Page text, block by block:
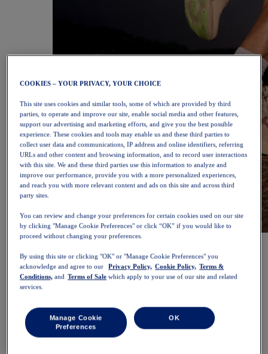
NOVABLAST™ 6Acquista ora
Donna
In evidenza
Nuovi arrivi
Collezione PERFORMANCE LIFE
NOVABLAST™ 6
Scarpe
Running
COOKIES – YOUR PRIVACY, YOUR CHOICE
This site uses cookies and similar tools, some of which are provided by third
parties, to operate and improve our site, enable social media and other features,
support our advertising and marketing efforts, and give you the best possible
experience. These cookies and tools may enable us and these third parties to
collect user data and communications, IP address and online identifiers, referring
URLs and other content and browsing information, and to record user interactions
with this site. We and these third parties use this information to analyze and
improve our performance, provide you with a more personalized experiences,
and reach you with more relevant content and ads on this site and across third
party sites.
You can review and change your preferences for certain cookies used on our site
by clicking "Manage Cookie Preferences" or click “OK” if you would like to
proceed without changing your preferences.
By using this site or clicking "OK" or "Manage Cookie Preferences" you
acknowledge and agree to our
Privacy Policy, Cookie Policy, Terms &
Conditions, and Terms of Sale which apply to your use of our site and related
services.
Manage Cookie
Preferences
OK